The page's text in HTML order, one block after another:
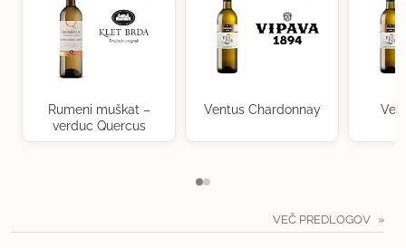
Rumeni muškat –
verduc Quercus
Ventus Chardonnay
VEČ PREDLOGOV